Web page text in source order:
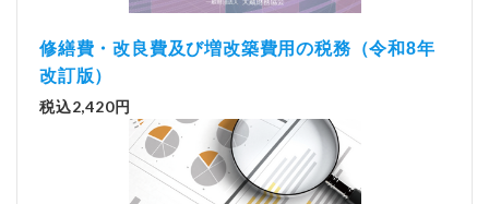
修繕費・改良費及び増改築費用の税務（令和8年
改訂版）
税込2,420円